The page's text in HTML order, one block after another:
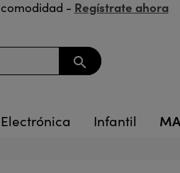
- Regístrate ahora
search
Electrónica Infantil